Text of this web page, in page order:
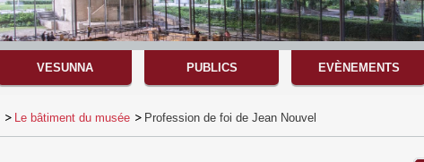
VESUNNA PUBLICS EVÈNEMENTS
Le bâtiment du musée Profession de foi de Jean Nouvel